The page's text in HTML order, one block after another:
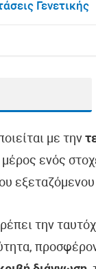
Γενετικής
με την
ενός
εξεταζόμενου
την